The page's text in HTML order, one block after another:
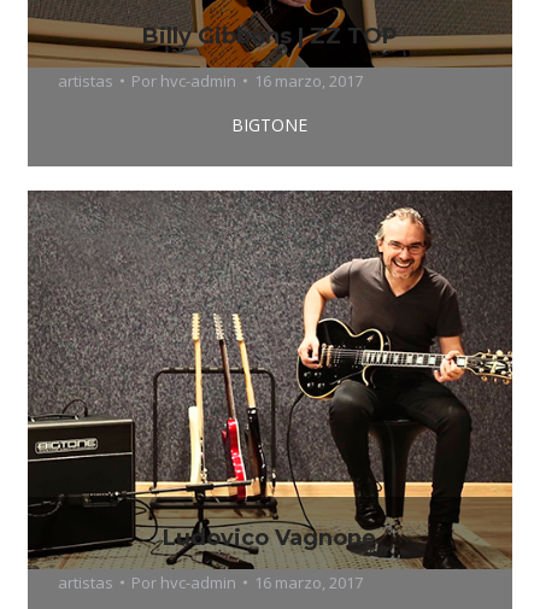
Billy Gibbons | ZZ TOP
artistas Por hvc-admin 16 marzo, 2017
BIGTONE
Ludovico Vagnone
artistas Por hvc-admin 16 marzo, 2017